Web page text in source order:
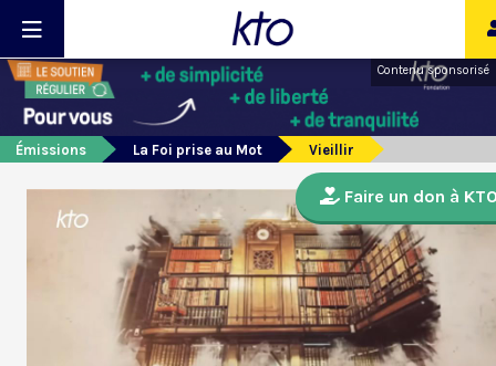
Contenu sponsorisé
Émissions La Foi prise au Mot Vieillir
Faire un don à